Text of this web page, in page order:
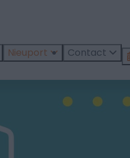
Nieuport Contact